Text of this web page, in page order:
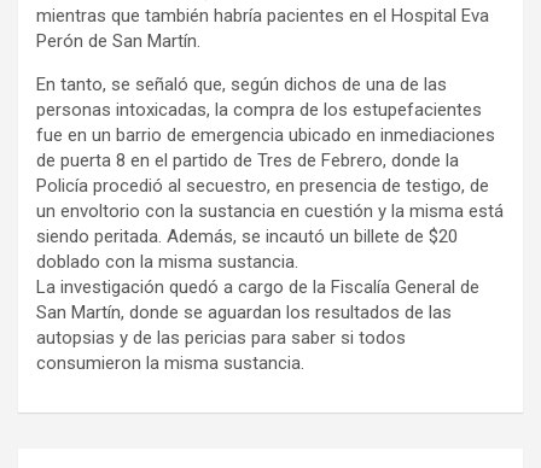
mientras que también habría pacientes en el Hospital Eva
Perón de San Martín.
En tanto, se señaló que, según dichos de una de las
personas intoxicadas, la compra de los estupefacientes
fue en un barrio de emergencia ubicado en inmediaciones
de puerta 8 en el partido de Tres de Febrero, donde la
Policía procedió al secuestro, en presencia de testigo, de
un envoltorio con la sustancia en cuestión y la misma está
siendo peritada. Además, se incautó un billete de $20
doblado con la misma sustancia.
La investigación quedó a cargo de la Fiscalía General de
San Martín, donde se aguardan los resultados de las
autopsias y de las pericias para saber si todos
consumieron la misma sustancia.